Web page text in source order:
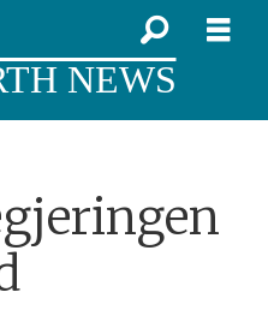
NEWS